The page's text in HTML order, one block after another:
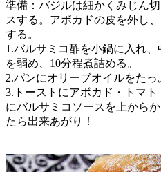
準備：バジルは細かくみじん
スする。アボカドの皮を外し
する。
1.バルサミコ酢を小鍋に入れ
を弱め、10分程煮詰める。
2.パンにオリーブオイルをたっ
3.トーストにアボカド・トマ
にバルサミコソースを上から
たら出来あがり！